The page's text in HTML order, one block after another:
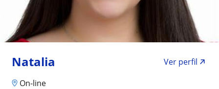
Natalia
Ver perfil
On-line